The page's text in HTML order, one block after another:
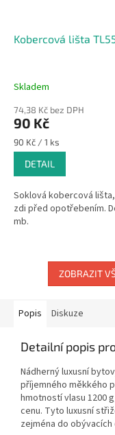
Kobercová lišta
Skladem
74,38 Kč bez DPH
90 Kč
Měrná
cena:
90 Kč / 1 ks
DETAIL
Soklová kobercová
zdi před opotřebením.
mb.
ZOBRAZIT
Popis Diskuze
Detailní popis
Nádherný luxusní
příjemného měkkého
hmotností vlasu 1200
cenu. Tyto luxusní
zejména do